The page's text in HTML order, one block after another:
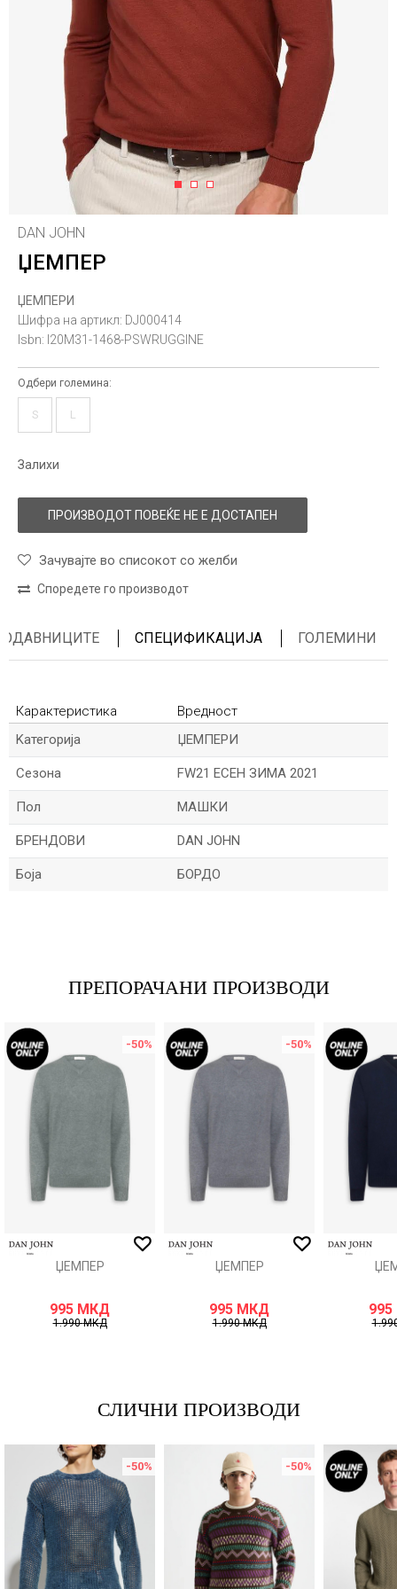
1 2 3
DAN JOHN
ЏЕМПЕР
ЏЕМПЕРИ
Шифра на артикл: DJ000414
Isbn: I20M31-1468-PSWRUGGINE
Одбери големина:
S L
Залихи
ПРОИЗВОДОТ ПОВЕЌЕ НЕ Е ДОСТАПЕН
Зачувајте во списокот со желби
Споредете го производот
СПЕЦИФИКАЦИЈА ГОЛЕМИНИ
Карактеристика
Вредност
Kатегорија
ЏЕМПЕРИ
Сезона FW21 ЕСЕН ЗИМА 2021
Пол МАШКИ
БРЕНДОВИ DAN JOHN
Боја БОРДО
Порака
ПРЕПОРАЧАНИ ПРОИЗВОДИ
-50%
ЏЕМПЕР
995 МКД
1.990МКД
-50%
ЏЕМПЕР
995 МКД
1.990МКД
995
СЛИЧНИ ПРОИЗВОДИ
-50% -50%